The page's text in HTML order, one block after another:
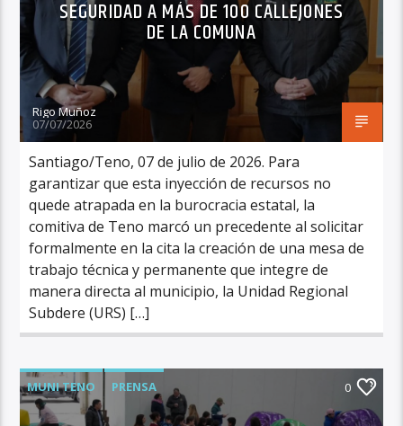
SEGURIDAD A MÁS DE 100 CALLEJONES
DE LA COMUNA
Rigo Muñoz
07/07/2026
Santiago/Teno, 07 de julio de 2026. Para
garantizar que esta inyección de recursos no
quede atrapada en la burocracia estatal, la
comitiva de Teno marcó un precedente al solicitar
formalmente en la cita la creación de una mesa de
trabajo técnica y permanente que integre de
manera directa al municipio, la Unidad Regional
Subdere (URS) […]
MUNI TENO PRENSA 0